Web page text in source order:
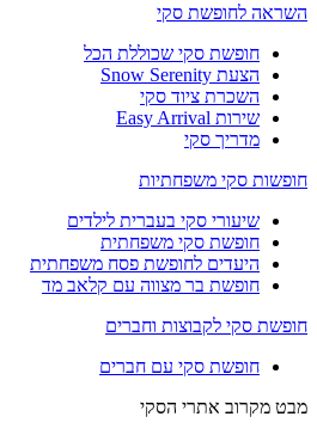
השראה לחופשת סקי
חופשת סקי שכוללת הכל
הצעת Snow Serenity
השכרת ציוד סקי
שירות Easy Arrival
מדריך סקי
חופשות סקי משפחתיות
שיעורי סקי בעברית לילדים
חופשת סקי משפחתית
היעדים לחופשת פסח משפחתית
חופשת בר מצווה עם קלאב מד
חופשת סקי לקבוצות וחברים
חופשת סקי עם חברים
מבט מקרוב אתרי הסקי